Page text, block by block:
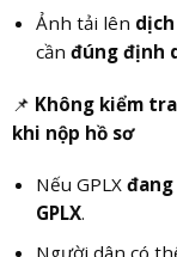
Ảnh tải lên
cần đúng định
📌 Không kiểm
khi nộp hồ sơ
Nếu GPLX
GPLX.